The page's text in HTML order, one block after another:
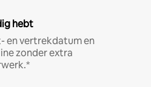
hebt
en vertrekdatum en
zonder extra